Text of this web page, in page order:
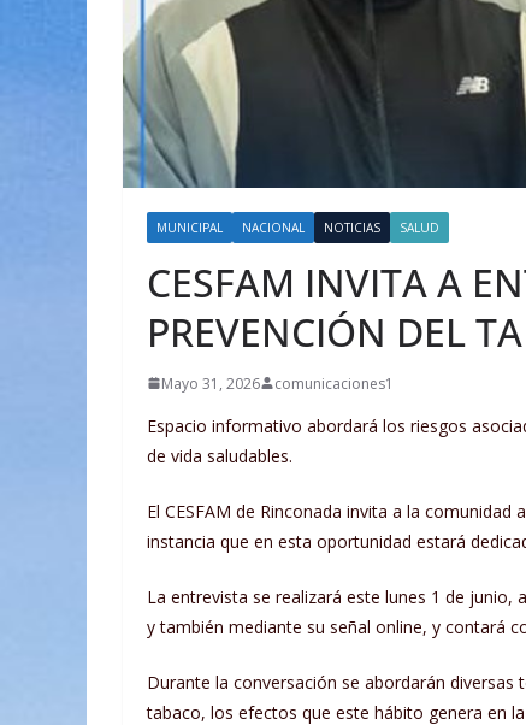
MUNICIPAL NACIONAL NOTICIAS SALUD
CESFAM INVITA A
PREVENCIÓN DEL
Mayo 31, 2026 comunicaciones1
Espacio informativo abordará los riesgos
de vida saludables.
El CESFAM de Rinconada invita a la
instancia que en esta oportunidad estará
La entrevista se realizará este lunes 1 de junio,
y también mediante su señal online, y contará
Durante la conversación se abordarán
tabaco, los efectos que este hábito genera en